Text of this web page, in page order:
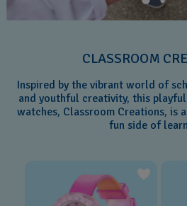
CLASSROOM
Inspired by the vibrant world of
and youthful creativity, this
watches, Classroom Creations, is
fun side of